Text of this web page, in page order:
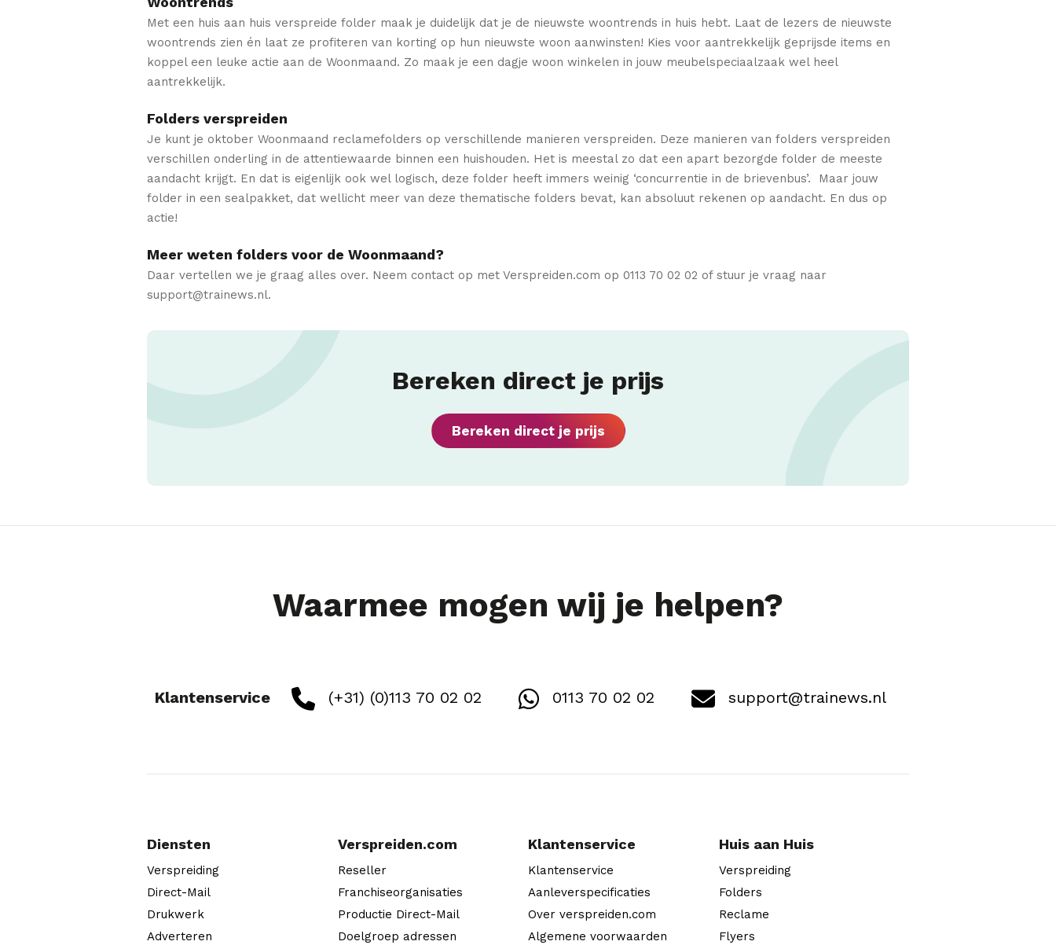
Met een huis aan huis verspreide folder maak je duidelijk dat je de nieuwste woontrends in huis hebt. Laat de lezers de nieuwste
woontrends zien én laat ze profiteren van korting op hun nieuwste woon aanwinsten! Kies voor aantrekkelijk geprijsde items en
koppel een leuke actie aan de Woonmaand. Zo maak je een dagje woon winkelen in jouw meubelspeciaalzaak wel heel
aantrekkelijk.
Folders verspreiden
Je kunt je oktober Woonmaand reclamefolders op verschillende manieren verspreiden. Deze manieren van folders verspreiden
verschillen onderling in de attentiewaarde binnen een huishouden. Het is meestal zo dat een apart bezorgde folder de meeste
aandacht krijgt. En dat is eigenlijk ook wel logisch, deze folder heeft immers weinig ‘concurrentie in de brievenbus’. Maar jouw
folder in een sealpakket, dat wellicht meer van deze thematische folders bevat, kan absoluut rekenen op aandacht. En dus op
actie!
Meer weten folders voor de Woonmaand?
Daar vertellen we je graag alles over. Neem contact op met Verspreiden.com op 0113 70 02 02 of stuur je vraag naar
support@trainews.nl.
Bereken direct je prijs
Bereken direct je prijs
Waarmee mogen wij je helpen?
Klantenservice (+31) (0)113 70 02 02 0113 70 02 02 support@trainews.nl
Diensten
Verspreiding
Direct-Mail
Drukwerk
Adverteren
Verspreiden.com
Reseller
Franchiseorganisaties
Productie Direct-Mail
Doelgroep adressen
Klantenservice
Klantenservice
Aanleverspecificaties
Over verspreiden.com
Algemene voorwaarden
Huis aan Huis
Verspreiding
Folders
Reclame
Flyers